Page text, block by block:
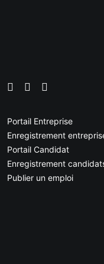
Portail Entreprise
Enregistrement
Portail Candidat
Enregistrement
Publier un emploi